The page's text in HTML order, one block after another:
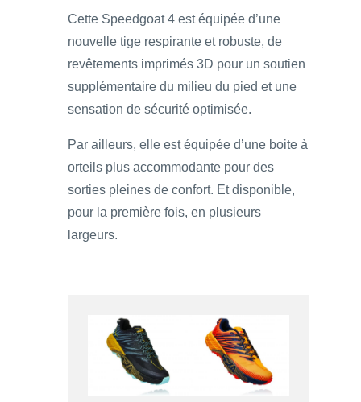
Cette Speedgoat 4 est équipée d’une
nouvelle tige respirante et robuste, de
revêtements imprimés 3D pour un soutien
supplémentaire du milieu du pied et une
sensation de sécurité optimisée.
Par ailleurs, elle est équipée d’une boite à
orteils plus accommodante pour des
sorties pleines de confort. Et disponible,
pour la première fois, en plusieurs
largeurs.